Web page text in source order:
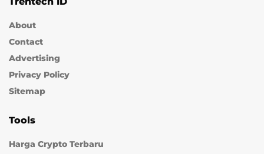
About
Contact
Advertising
Privacy Policy
Sitemap
Tools
Harga Crypto Terbaru